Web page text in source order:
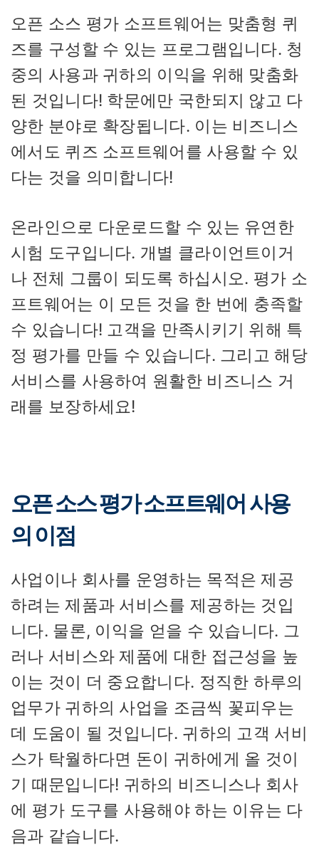
오픈 소스 평가 소프트웨어는 맞춤형 퀴
즈를 구성할 수 있는 프로그램입니다. 청
중의 사용과 귀하의 이익을 위해 맞춤화
된 것입니다! 학문에만 국한되지 않고 다
양한 분야로 확장됩니다. 이는 비즈니스
에서도 퀴즈 소프트웨어를 사용할 수 있
다는 것을 의미합니다!
온라인으로 다운로드할 수 있는 유연한
시험 도구입니다. 개별 클라이언트이거
나 전체 그룹이 되도록 하십시오. 평가 소
프트웨어는 이 모든 것을 한 번에 충족할
수 있습니다! 고객을 만족시키기 위해 특
정 평가를 만들 수 있습니다. 그리고 해당
서비스를 사용하여 원활한 비즈니스 거
래를 보장하세요!
오픈 소스 평가 소프트웨어 사용
의 이점
사업이나 회사를 운영하는 목적은 제공
하려는 제품과 서비스를 제공하는 것입
니다. 물론, 이익을 얻을 수 있습니다. 그
러나 서비스와 제품에 대한 접근성을 높
이는 것이 더 중요합니다. 정직한 하루의
업무가 귀하의 사업을 조금씩 꽃피우는
데 도움이 될 것입니다. 귀하의 고객 서비
스가 탁월하다면 돈이 귀하에게 올 것이
기 때문입니다! 귀하의 비즈니스나 회사
에 평가 도구를 사용해야 하는 이유는 다
음과 같습니다.